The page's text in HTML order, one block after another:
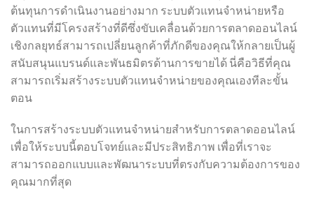
ต้นทุนการดำเนินงานอย่างมาก ระบบตัวแทนจำหน่ายหรือ
ตัวแทนที่มีโครงสร้างที่ดีซึ่งขับเคลื่อนด้วยการตลาดออนไลน์
เชิงกลยุทธ์สามารถเปลี่ยนลูกค้าที่ภักดีของคุณให้กลายเป็นผู้
สนับสนุนแบรนด์และพันธมิตรด้านการขายได้ นี่คือวิธีที่คุณ
สามารถเริ่มสร้างระบบตัวแทนจำหน่ายของคุณเองทีละขั้น
ตอน
ในการสร้างระบบตัวแทนจำหน่ายสำหรับการตลาดออนไลน์
เพื่อให้ระบบนี้ตอบโจทย์และมีประสิทธิภาพ เพื่อที่เราจะ
สามารถออกแบบและพัฒนาระบบที่ตรงกับความต้องการของ
คุณมากที่สุด